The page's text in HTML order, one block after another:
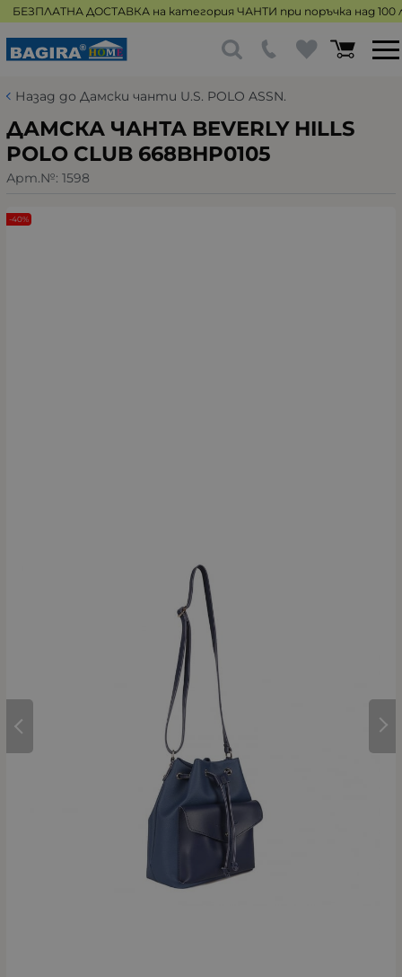
БЕЗПЛАТНА ДОСТАВКА на категория ЧАНТИ при поръчка над 100
Назад до Дамски чанти U.S. POLO ASSN.
ДАМСКА ЧАНТА BEVERLY HILLS
POLO CLUB 668BHP0105
Арт.№: 1598
-40%